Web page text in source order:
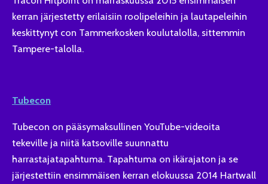
kerran järjestetty erilaisiin roolipeleihin ja lautapeleihin
keskittynyt con Tammerkosken koulutalolla, sittemmin
Tampere-talolla.
Tubecon
Tubecon on pääsymaksullinen YouTube-videoita
tekeville ja niitä katsoville suunnattu
harrastajatapahtuma. Tapahtuma on ikärajaton ja se
järjestettiin ensimmäisen kerran elokuussa 2014 Hartwall